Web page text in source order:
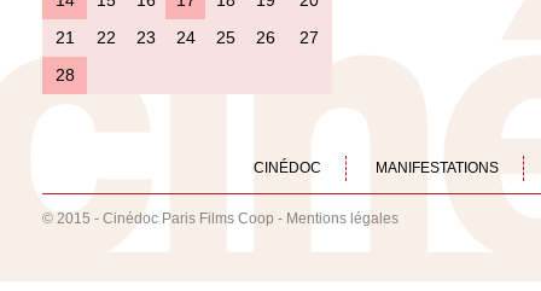
21
22 23 24 25 26
27
28
CINÉDOC MANIFESTATIONS
© 2015 - Cinédoc Paris Films Coop - Mentions légales